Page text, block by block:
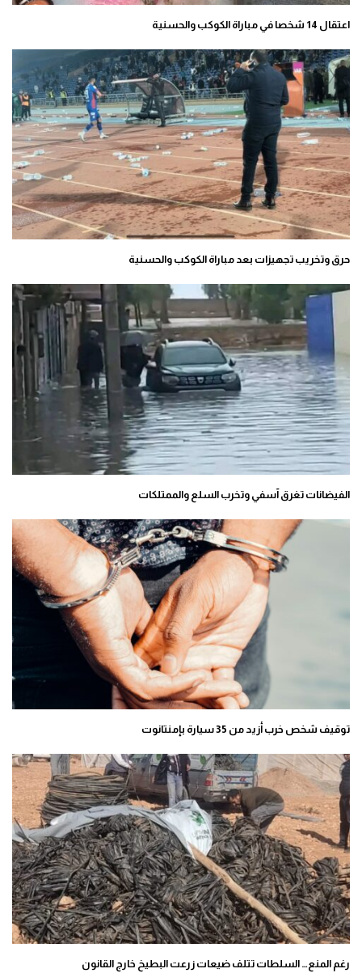
اعتقال 14 شخصا في مباراة الكوكب والحسنية
حرق وتخريب تجهيزات بعد مباراة الكوكب والحسنية
الفيضانات تغرق آسفي وتخرب السلع والممتلكات
توقيف شخص خرب أزيد من 35 سيارة بإمنتانوت
رغم المنع… السلطات تتلف ضيعات زرعت البطيخ خارج القانون